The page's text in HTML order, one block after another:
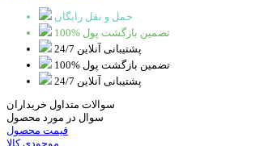
حمل و نقل رایگان
100% تضمین بازگشت پول
پشتیبانی آنلاین 24/7
100% تضمین بازگشت پول
پشتیبانی آنلاین 24/7
سوالات متداول خریداران
سوال در مورد محصول
قیمت محصول
موجودی کالا